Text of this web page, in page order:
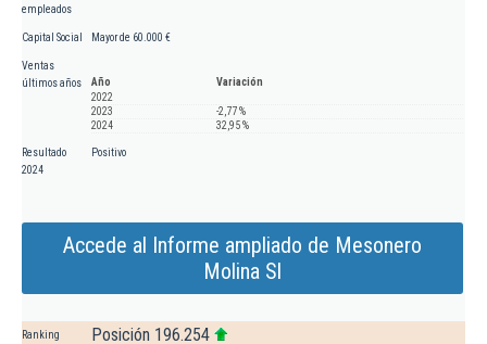
empleados
Capital Social Mayor de 60.000 €
Ventas
últimos años
Año
Variación
2022
2023
-2,77 %
2024
32,95 %
Resultado
2024
Positivo
Accede al Informe ampliado de Mesonero
Molina Sl
Ranking
Posición 196.254